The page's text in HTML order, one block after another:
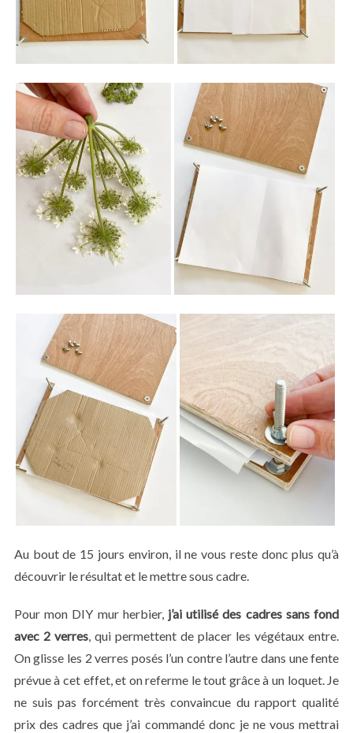
Au bout de 15 jours environ, il ne vous reste donc plus qu’à
découvrir le résultat et le mettre sous cadre.
Pour mon DIY mur herbier, j’ai utilisé des cadres sans fond
avec 2 verres, qui permettent de placer les végétaux entre.
On glisse les 2 verres posés l’un contre l’autre dans une fente
prévue à cet effet, et on referme le tout grâce à un loquet. Je
ne suis pas forcément très convaincue du rapport qualité
prix des cadres que j’ai commandé donc je ne vous mettrai